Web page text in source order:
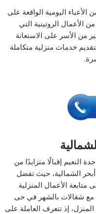
اليومية الواقعة على
الأعمال الروتينية التي
من الأسر على الاستعانة
خدمات منزلية متكاملة
إقبالًا متزايدًا من
الشمالية، حيث تفضل
متابعة الأعمال المنزلية
مع شغالات بالشهر في حى
إذ تتعرف العاملة على